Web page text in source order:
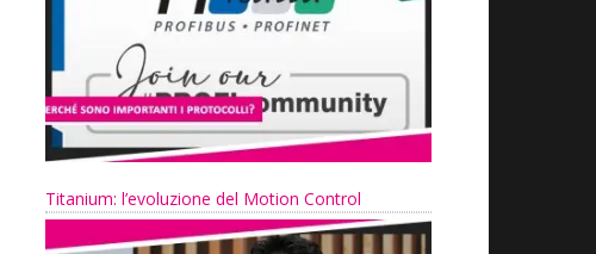
Titanium: l’evoluzione del Motion Control